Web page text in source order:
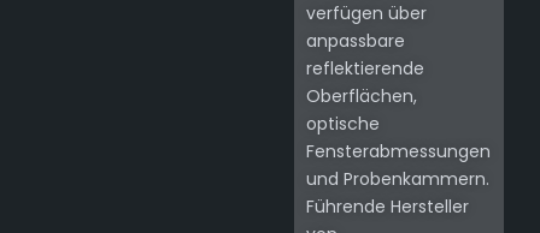
verfügen über
anpassbare
reflektierende
Oberflächen,
optische
Fensterabmessungen
und Probenkammern.
Führende Hersteller